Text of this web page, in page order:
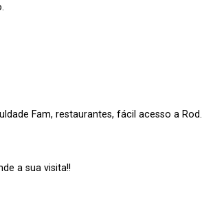
Fam, restaurantes, fácil acesso a Rod.
a sua visita!!